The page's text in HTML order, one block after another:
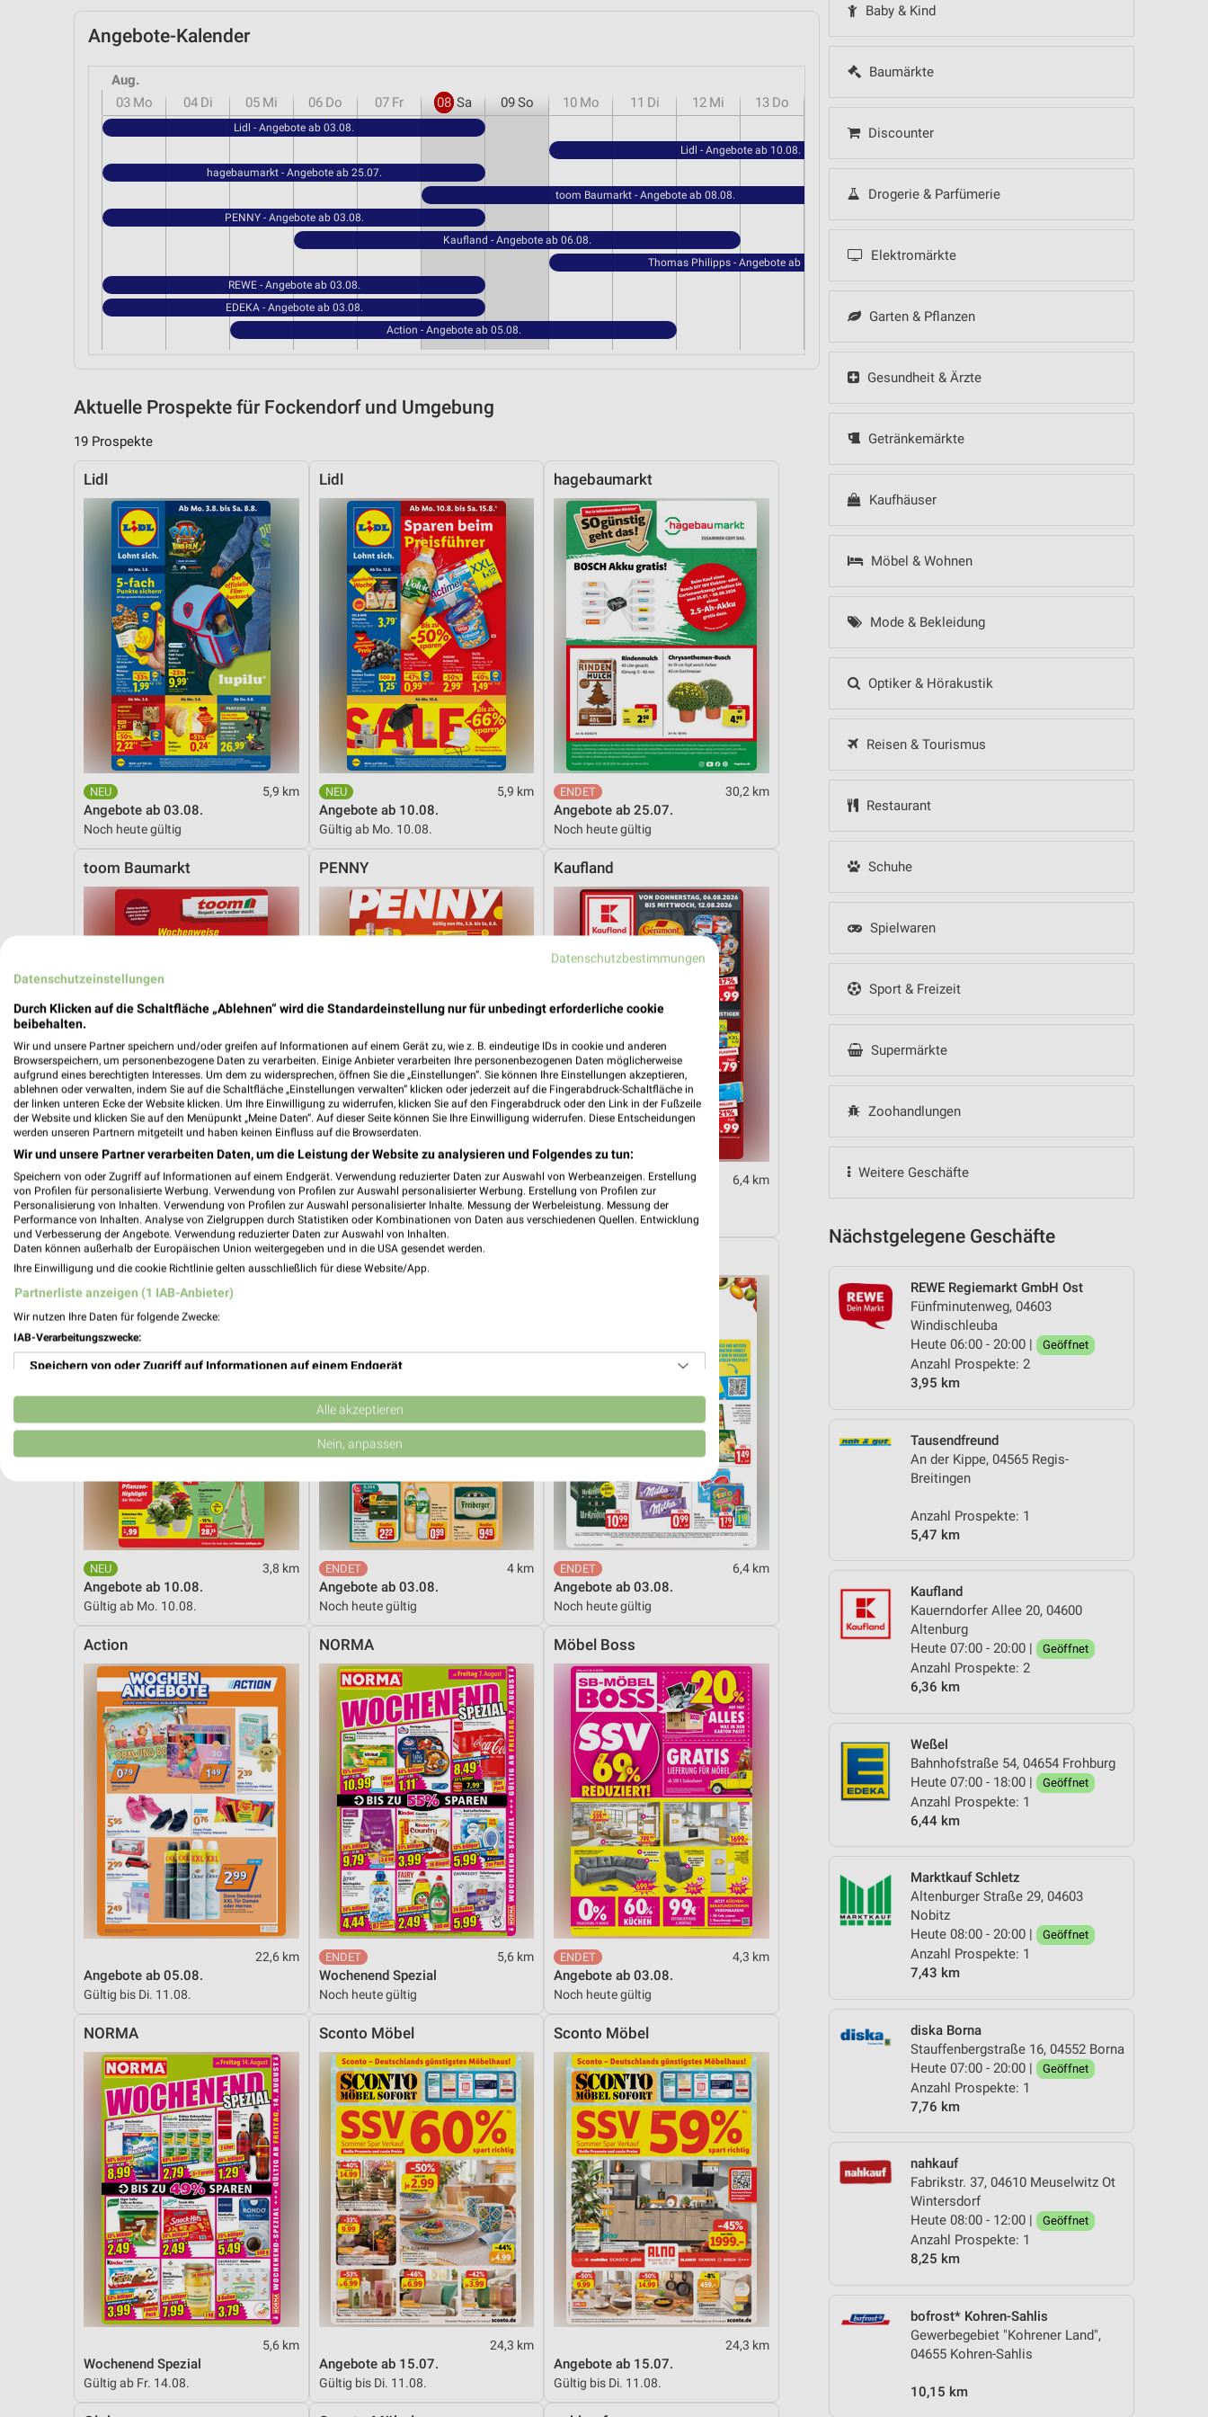
Baby & Kind
Baumärkte
Discounter
Drogerie & Parfümerie
Elektromärkte
Garten & Pflanzen
Gesundheit & Ärzte
Getränkemärkte
Kaufhäuser
Möbel & Wohnen
Mode & Bekleidung
Optiker & Hörakustik
Reisen & Tourismus
Restaurant
Schuhe
Spielwaren
Sport & Freizeit
Supermärkte
Zoohandlungen
Weitere Geschäfte
Nächstgelegene Geschäfte
REWE Regiemarkt GmbH Ost
Fünfminutenweg, 04603
Windischleuba
Heute 06:00 - 20:00 |
Geöffnet
Anzahl Prospekte: 2
3,95 km
Tausendfreund
An der Kippe, 04565 Regis-
Breitingen
Anzahl Prospekte: 1
5,47 km
Kaufland
Kauerndorfer Allee 20, 04600
Altenburg
Heute 07:00 - 20:00 |
Geöffnet
Anzahl Prospekte: 2
6,36 km
Weßel
Bahnhofstraße 54, 04654 Frohburg
Heute 07:00 - 18:00 |
Geöffnet
Anzahl Prospekte: 1
6,44 km
Marktkauf Schletz
Altenburger Straße 29, 04603
Nobitz
Heute 08:00 - 20:00 |
Geöffnet
Anzahl Prospekte: 1
7,43 km
diska Borna
Stauffenbergstraße 16, 04552 Borna
Heute 07:00 - 20:00 |
Geöffnet
Anzahl Prospekte: 1
7,76 km
nahkauf
Fabrikstr. 37, 04610 Meuselwitz Ot
Wintersdorf
Heute 08:00 - 12:00 |
Geöffnet
Anzahl Prospekte: 1
8,25 km
bofrost* Kohren-Sahlis
Gewerbegebiet "Kohrener Land",
04655 Kohren-Sahlis
10,15 km
Angebote-Kalender
Aug.
03 Mo 04 Di 05 Mi 06 Do 07 Fr 08 Sa 09So 10 Mo 11 Di 12 Mi 13 Do
Lidl - Angebote ab 03.08.
Lidl - Angebote ab 10.08.
hagebaumarkt - Angebote ab 25.07.
toom Baumarkt - Angebote ab 08.08.
PENNY - Angebote ab 03.08.
Kaufland - Angebote ab 06.08.
Thomas Philipps - Angebote ab 10.08.
REWE - Angebote ab 03.08.
EDEKA - Angebote ab 03.08.
Action - Angebote ab 05.08.
Aktuelle Prospekte für Fockendorf und Umgebung
19 Prospekte
Lidl
5,9 km
Angebote ab 03.08.
Noch heute gültig
Lidl
5,9 km
Angebote ab 10.08.
Gültig ab Mo. 10.08.
hagebaumarkt
30,2 km
Angebote ab 25.07.
Noch heute gültig
toom Baumarkt
21,4 km
Angebote ab 08.08.
Gültig bis Fr. 14.08.
PENNY
6,8 km
Angebote ab 03.08.
Noch heute gültig
Kaufland
6,4 km
Angebote ab 06.08.
Gültig bis Mi. 12.08.
Thomas Philipps
3,8 km
Angebote ab 10.08.
Gültig ab Mo. 10.08.
REWE
4 km
Angebote ab 03.08.
Noch heute gültig
6,4 km
Angebote ab 03.08.
Noch heute gültig
Action
22,6 km
Angebote ab 05.08.
Gültig bis Di. 11.08.
NORMA
5,6 km
Wochenend Spezial
Noch heute gültig
Möbel Boss
4,3 km
Angebote ab 03.08.
Noch heute gültig
NORMA
5,6 km
Wochenend Spezial
Gültig ab Fr. 14.08.
Sconto Möbel
24,3 km
Angebote ab 15.07.
Gültig bis Di. 11.08.
Sconto Möbel
24,3 km
Angebote ab 15.07.
Gültig bis Di. 11.08.
Datenschutzbestimmungen
Datenschutzeinstellungen
Durch Klicken auf die Schaltfläche „Ablehnen“ wird die Standardeinstellung nur für unbedingt erforderliche cookie
beibehalten.
Wir und unsere Partner speichern und/oder greifen auf Informationen auf einem Gerät zu, wie z. B. eindeutige IDs in cookie und anderen
Browserspeichern, um personenbezogene Daten zu verarbeiten. Einige Anbieter verarbeiten Ihre personenbezogenen Daten möglicherweise
aufgrund eines berechtigten Interesses. Um dem zu widersprechen, öffnen Sie die „Einstellungen“. Sie können Ihre Einstellungen akzeptieren,
ablehnen oder verwalten, indem Sie auf die Schaltfläche „Einstellungen verwalten“ klicken oder jederzeit auf die Fingerabdruck-Schaltfläche in
der linken unteren Ecke der Website klicken. Um Ihre Einwilligung zu widerrufen, klicken Sie auf den Fingerabdruck oder den Link in der Fußzeile
der Website und klicken Sie auf den Menüpunkt „Meine Daten“. Auf dieser Seite können Sie Ihre Einwilligung widerrufen. Diese Entscheidungen
werden unseren Partnern mitgeteilt und haben keinen Einfluss auf die Browserdaten.
Wir und unsere Partner verarbeiten Daten, um die Leistung der Website zu analysieren und Folgendes zu tun:
Speichern von oder Zugriff auf Informationen auf einem Endgerät. Verwendung reduzierter Daten zur Auswahl von Werbeanzeigen. Erstellung
von Profilen für personalisierte Werbung. Verwendung von Profilen zur Auswahl personalisierter Werbung. Erstellung von Profilen zur
Personalisierung von Inhalten. Verwendung von Profilen zur Auswahl personalisierter Inhalte. Messung der Werbeleistung. Messung der
Performance von Inhalten. Analyse von Zielgruppen durch Statistiken oder Kombinationen von Daten aus verschiedenen Quellen. Entwicklung
und Verbesserung der Angebote. Verwendung reduzierter Daten zur Auswahl von Inhalten.
Daten können außerhalb der Europäischen Union weitergegeben und in die USA gesendet werden.
Ihre Einwilligung und die cookie Richtlinie gelten ausschließlich für diese Website/App.
Partnerliste anzeigen (1 IAB-Anbieter)
Wir nutzen Ihre Daten für folgende Zwecke:
IAB-Verarbeitungszwecke:
Speichern von oder Zugriff auf Informationen auf einem Endgerät
Verwendung reduzierter Daten zur Auswahl von Werbeanzeigen
Erstellung von Profilen für personalisierte Werbung
Erstellung von Profilen zur Personalisierung von Inhalten
Verwendung von Profilen zur Auswahl personalisierter Inhalte
Messung der Werbeleistung
Analyse von Zielgruppen durch Statistiken oder Kombinationen von Daten aus verschiedenen
Entwicklung und Verbesserung der Angebote
Verwendung reduzierter Daten zur Auswahl von Inhalten
IAB-Besonderheiten:
Verwendung genauer Standortdaten
Geräte anhand von aktiv angeforderten Informationen identifizieren
Nicht-IAB-Verarbeitungszwecke:
Performance
Funktional
Alle akzeptieren
Nein, anpassen